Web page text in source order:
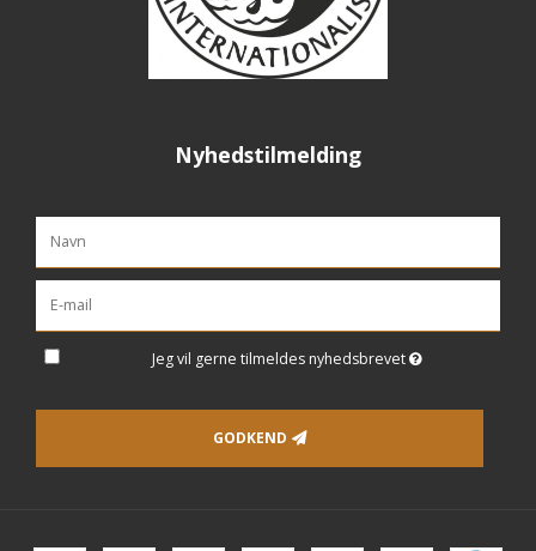
Nyhedstilmelding
Jeg vil gerne tilmeldes nyhedsbrevet
GODKEND